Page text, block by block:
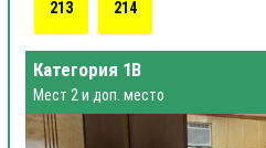
213 214
Категория 1В
Мест 2 и доп. место